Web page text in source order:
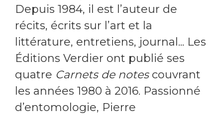
Depuis 1984, il est l’auteur de
récits, écrits sur l’art et la
littérature, entretiens, journal... Les
Éditions Verdier ont publié ses
quatre Carnets de notescouvrant
les années 1980 à 2016. Passionné
d’entomologie, Pierre